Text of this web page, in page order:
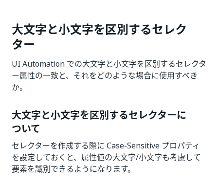
大文字と小文字を区別するセレク
ター
UI Automation での大文字と小文字を区別するセレクタ
ー属性の一致と、それをどのような場合に使用すべき
か。
大文字と小文字を区別するセレクターに
ついて
セレクターを作成する際に Case-Sensitive プロパティ
を設定しておくと、属性値の大文字/小文字も考慮して
要素を識別できるようになります。